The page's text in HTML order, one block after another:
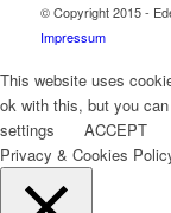
© Copyright 2015 -
Impressum
This website uses
ok with this, but you
settings
ACCEPT
Privacy & Cookies